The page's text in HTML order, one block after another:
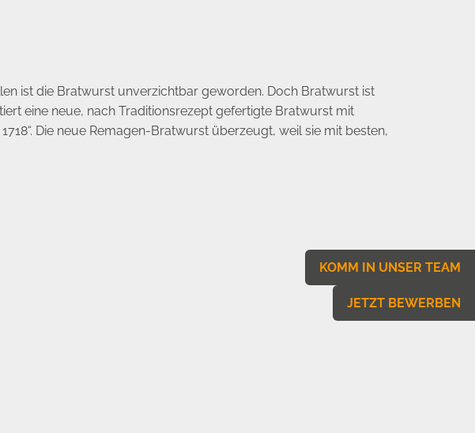
ist die Bratwurst unverzichtbar geworden. Doch Bratwurst ist
eine neue, nach Traditionsrezept gefertigte Bratwurst mit
Die neue Remagen-Bratwurst überzeugt, weil sie mit besten,
KOMM IN UNSER TEAM
JETZT BEWERBEN